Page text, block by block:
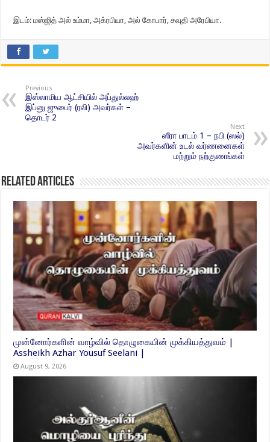
இடம்: மஸ்ஜித் அல் உம்மா, அக்ரபியா, அல் கோபார், சவுதி அரேபியா.
Previous
இஸ்லாமிய ஆட்சியில் அப்துல்லஹ்
இப்னு ஜுபைர் (ரலி) அவர்கள் –
தொடர் 2
Next
ஸீரா பாடம் 1 – நபி (ஸல்)
அவர்களின் உடல் வர்ணனைகள்
மற்றும் நற்குணங்கள்
Related Articles
முன்னோர்களின் வாழ்வில் தொழுகையின் முக்கியத்துவம் |
Assheikh Azhar Yousuf Seelani |
August 9, 2026